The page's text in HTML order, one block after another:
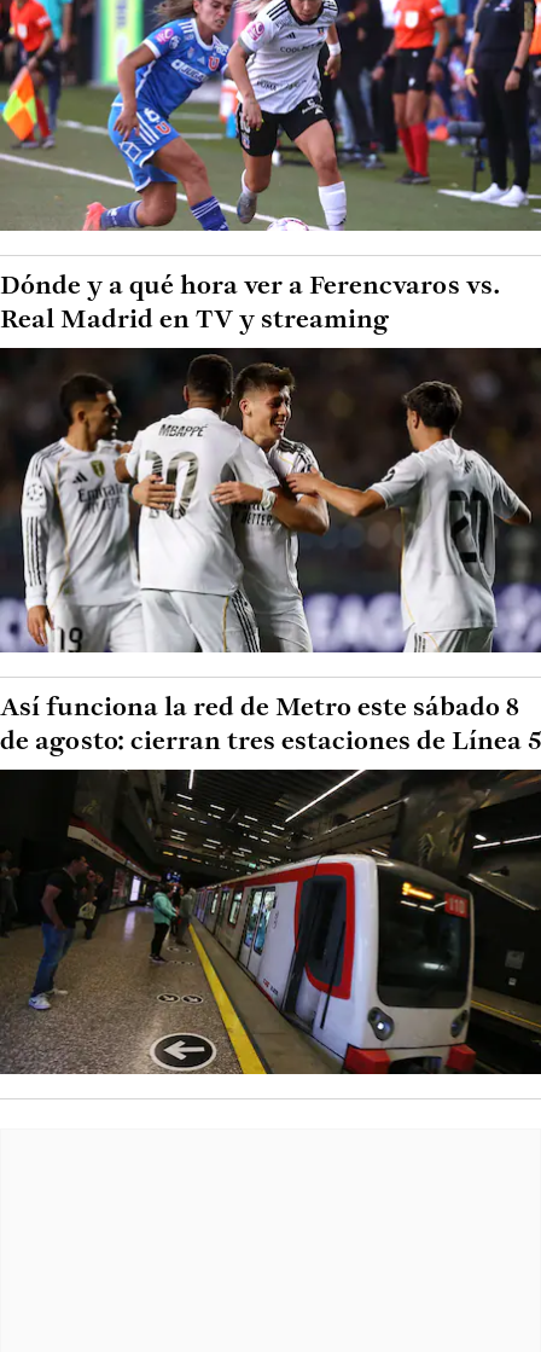
Dónde y a qué hora ver a Ferencvaros vs.
Real Madrid en TV y streaming
Así funciona la red de Metro este sábado 8
de agosto: cierran tres estaciones de Línea 5